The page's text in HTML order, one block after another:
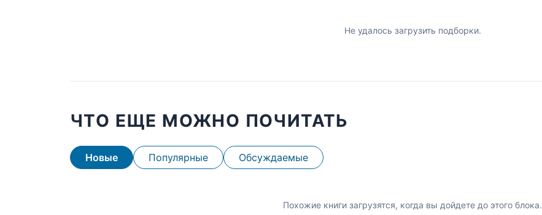
Не удалось загрузить подборки.
ЧТО ЕЩЕ МОЖНО ПОЧИТАТЬ
Новые Популярные Обсуждаемые
Похожие книги загрузятся, когда вы дойдете до этого блока.